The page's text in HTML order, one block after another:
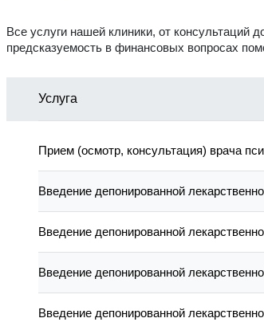
Все услуги нашей клиники, от
предсказуемость в финансовых вопросах
Услуга
Прием (осмотр, консультация) врача
Введение депонированной
Введение депонированной
Введение депонированной
Введение депонированной